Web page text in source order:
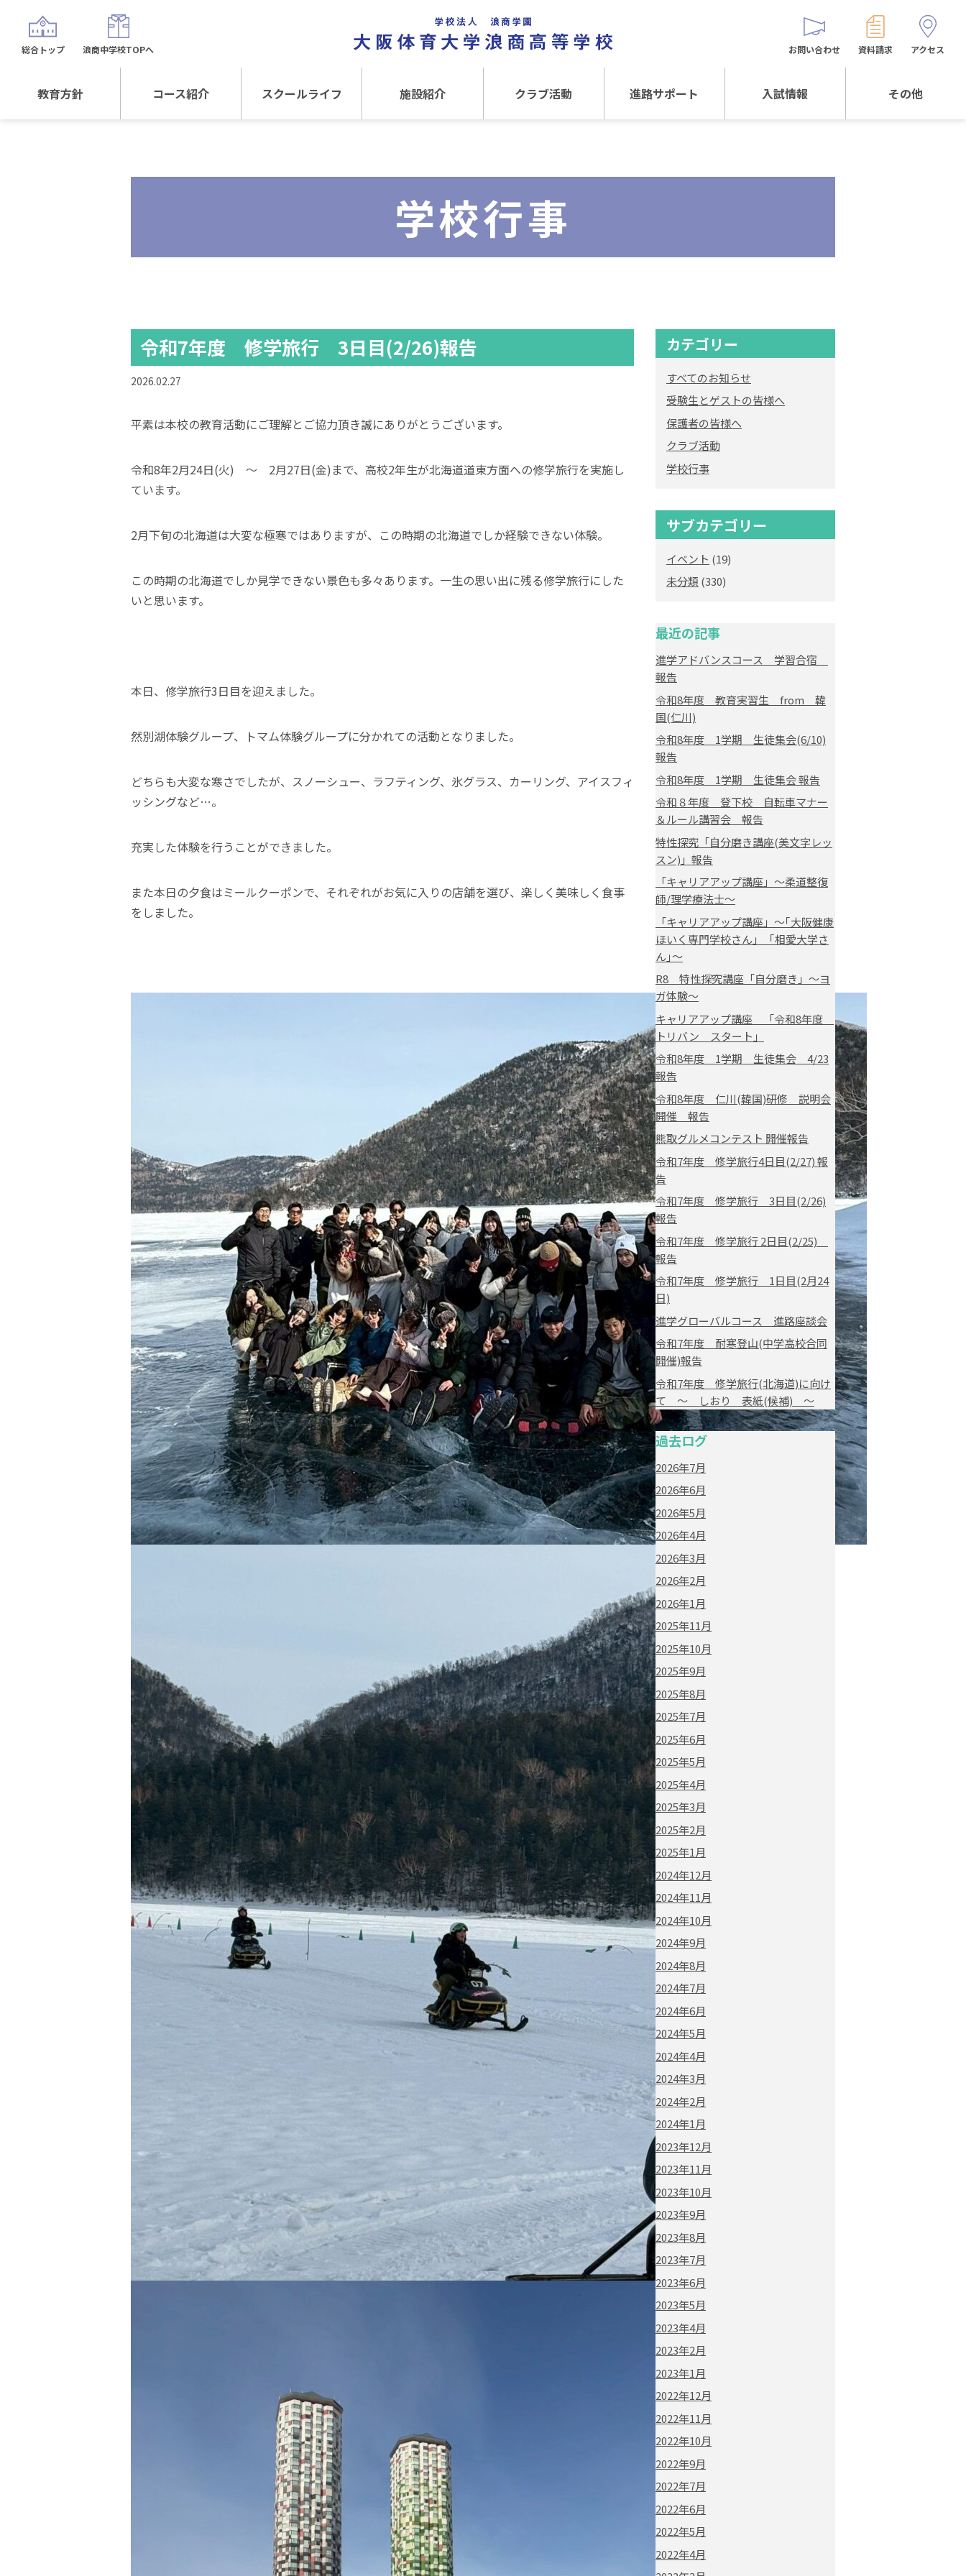
教育方針 コース紹介 スクールライフ 施設紹介 クラブ活動
文化クラブ
進路サポート 入試情報 その他
お問い合わせ 資料請求 アクセス
総合トップ 浪商中学校TOPへ
学校行事
令和7年度 修学旅行 3日目(2/26)報告
2026.02.27
平素は本校の教育活動にご理解とご協力頂き誠にありがとうございます。
令和8年2月24日(火) ～ 2月27日(金)まで、高校2年生が北海道道東方面への修学旅行を実施し
ています。
2月下旬の北海道は大変な極寒ではありますが、この時期の北海道でしか経験できない体験。
この時期の北海道でしか見学できない景色も多々あります。一生の思い出に残る修学旅行にした
いと思います。
本日、修学旅行3日目を迎えました。
然別湖体験グループ、トマム体験グループに分かれての活動となりました。
どちらも大変な寒さでしたが、スノーシュー、ラフティング、氷グラス、カーリング、アイスフィ
ッシングなど…。
充実した体験を行うことができました。
また本日の夕食はミールクーポンで、それぞれがお気に入りの店舗を選び、楽しく美味しく食事
をしました。
カテゴリー
すべてのお知らせ
受験生とゲストの皆様へ
保護者の皆様へ
クラブ活動
学校行事
サブカテゴリー
イベント (19)
未分類 (330)
最近の記事
進学アドバンスコース 学習合宿
報告
令和8年度 教育実習生 from 韓
国(仁川)
令和8年度 1学期 生徒集会(6/10)
報告
令和8年度 1学期 生徒集会 報告
令和８年度 登下校 自転車マナー
＆ルール講習会 報告
特性探究「自分磨き講座(美文字レッ
スン)」報告
「キャリアアップ講座」～柔道整復
師/理学療法士～
「キャリアアップ講座」～｢大阪健康
ほいく専門学校さん｣ ｢相愛大学さ
ん｣～
R8 特性探究講座「自分磨き」～ヨ
ガ体験～
キャリアアップ講座 「令和8年度
トリバン スタート」
令和8年度 1学期 生徒集会 4/23
報告
令和8年度 仁川(韓国)研修 説明会
開催 報告
熊取グルメコンテスト 開催報告
令和7年度 修学旅行4日目(2/27) 報
告
令和7年度 修学旅行 3日目(2/26)
報告
令和7年度 修学旅行 2日目(2/25)
報告
令和7年度 修学旅行 1日目(2月24
日)
進学グローバルコース 進路座談会
令和7年度 耐寒登山(中学高校合同
開催)報告
令和7年度 修学旅行(北海道)に向け
て ～ しおり 表紙(候補) ～
過去ログ
2026年7月
2026年6月
2026年5月
2026年4月
2026年3月
2026年2月
2026年1月
2025年11月
2025年10月
2025年9月
2025年8月
2025年7月
2025年6月
2025年5月
2025年4月
2025年3月
2025年2月
2025年1月
2024年12月
2024年11月
2024年10月
2024年9月
2024年8月
2024年7月
2024年6月
2024年5月
2024年4月
2024年3月
2024年2月
2024年1月
2023年12月
2023年11月
2023年10月
2023年9月
2023年8月
2023年7月
2023年6月
2023年5月
2023年4月
2023年2月
2023年1月
2022年12月
2022年11月
2022年10月
2022年9月
2022年7月
2022年6月
2022年5月
2022年4月